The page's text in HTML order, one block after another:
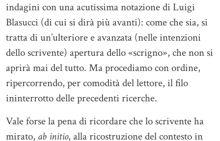
indagini con una acutissima notazione di Luigi
Blasucci (di cui si dirà più avanti): come che sia, si
tratta di un’ulteriore e avanzata (nelle intenzioni
dello scrivente) apertura dello «scrigno», che non si
aprirà mai del tutto. Ma procediamo con ordine,
ripercorrendo, per comodità del lettore, il filo
ininterrotto delle precedenti ricerche.
Vale forse la pena di ricordare che lo scrivente ha
mirato, ab initio, alla ricostruzione del contesto in